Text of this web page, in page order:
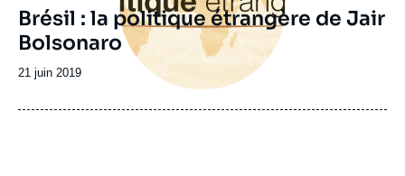
Brésil : la politique étrangère de Jair
Bolsonaro
Date
publication
21 juin 2019